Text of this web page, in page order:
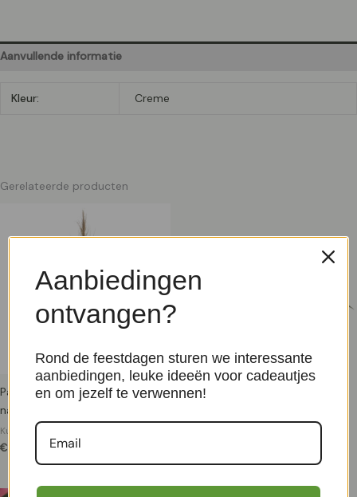
Aanvullende informatie
Kleur: Creme
Gerelateerde producten
Pampasgras kunsttak 125 cm
natuur
Kunst steelbloemen
€
Cymbidium kunst blad 45 cm
Aanbiedingen
ontvangen?
Rond de feestdagen sturen we interessante
aanbiedingen, leuke ideeën voor cadeautjes
en om jezelf te verwennen!